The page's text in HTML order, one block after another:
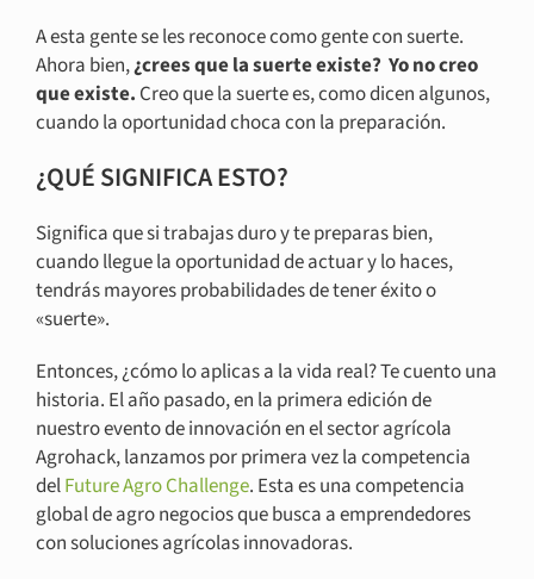
A esta gente se les reconoce como gente con suerte.
Ahora bien,¿crees que la suerte existe? Yo no creo
que existe. Creo que la suerte es, como dicen algunos,
cuando la oportunidad choca con la preparación.
¿QUÉ SIGNIFICA ESTO?
Significa que si trabajas duro y te preparas bien,
cuando llegue la oportunidad de actuar y lo haces,
tendrás mayores probabilidades de tener éxito o
«suerte».
Entonces, ¿cómo lo aplicas a la vida real? Te cuento una
historia. El año pasado, en la primera edición de
nuestro evento de innovación en el sector agrícola
Agrohack, lanzamos por primera vez la competencia
delFuture Agro Challenge. Esta es una competencia
global de agro negocios que busca a emprendedores
con soluciones agrícolas innovadoras.